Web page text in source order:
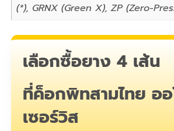
(*), GRNX (Green X), ZP (Zero-
เลือกซื้อยาง 4 เส้น
ที่ค็อกพิทสามไทย อ
เซอร์วิส